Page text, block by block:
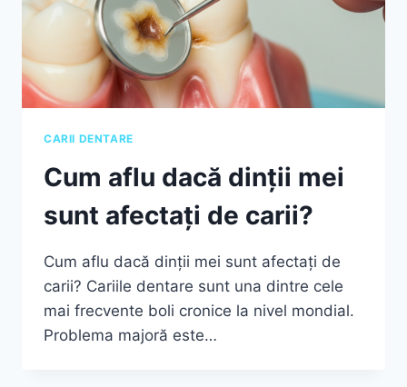
CARII DENTARE
Cum aflu dacă dinții mei
sunt afectați de carii?
Cum aflu dacă dinții mei sunt afectați de
carii? Cariile dentare sunt una dintre cele
mai frecvente boli cronice la nivel mondial.
Problema majoră este…